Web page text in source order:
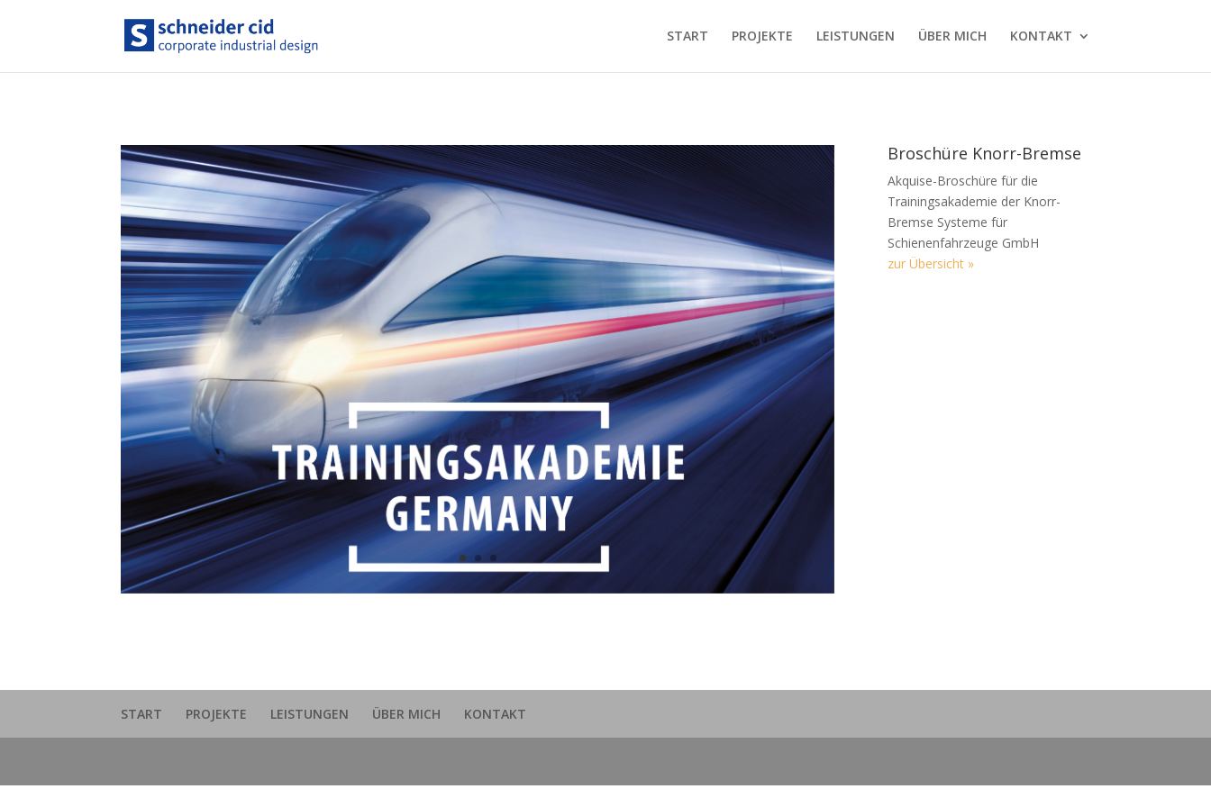
START PROJEKTE LEISTUNGEN ÜBER MICH KONTAKT
Broschüre Knorr-Bremse
Akquise-Broschüre für die
Trainingsakademie der Knorr-
Bremse Systeme für
Schienenfahrzeuge GmbH
zur Übersicht »
START PROJEKTE LEISTUNGEN ÜBER MICH KONTAKT